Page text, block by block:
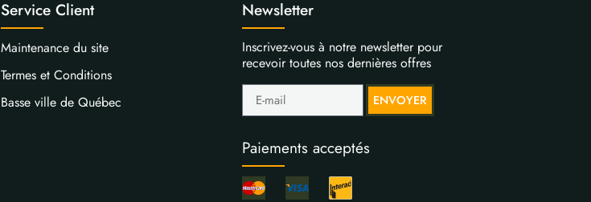
Service Client
Maintenance du site
Termes et Conditions
Basse ville de Québec
Newsletter
Inscrivez-vous à notre newsletter pour
recevoir toutes nos dernières offres
ENVOYER
Paiements acceptés